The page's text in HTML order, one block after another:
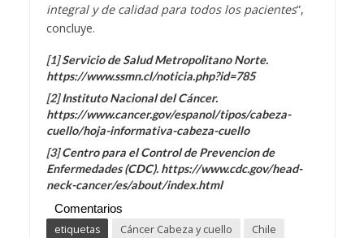
integral y de calidad para todos los pacientes”,
concluye.
[1]Servicio de Salud Metropolitano Norte.
https://www.ssmn.cl/noticia.php?id=785
[2]Instituto Nacional del Cáncer.
https://www.cancer.gov/espanol/tipos/cabeza-
cuello/hoja-informativa-cabeza-cuello
[3]Centro para el Control de Prevencion de
Enfermedades (CDC). https://www.cdc.gov/head-
neck-cancer/es/about/index.html
Comentarios
etiquetas
Cáncer Cabeza y cuello
Chile